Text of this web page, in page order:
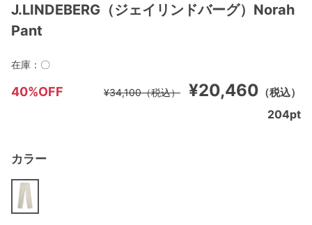
J.LINDEBERG（ジェイリンドバーグ）Norah
Pant
40%OFF ¥20,460 （税込）
¥34,100（税込）
カラー
在庫： 〇
204pt